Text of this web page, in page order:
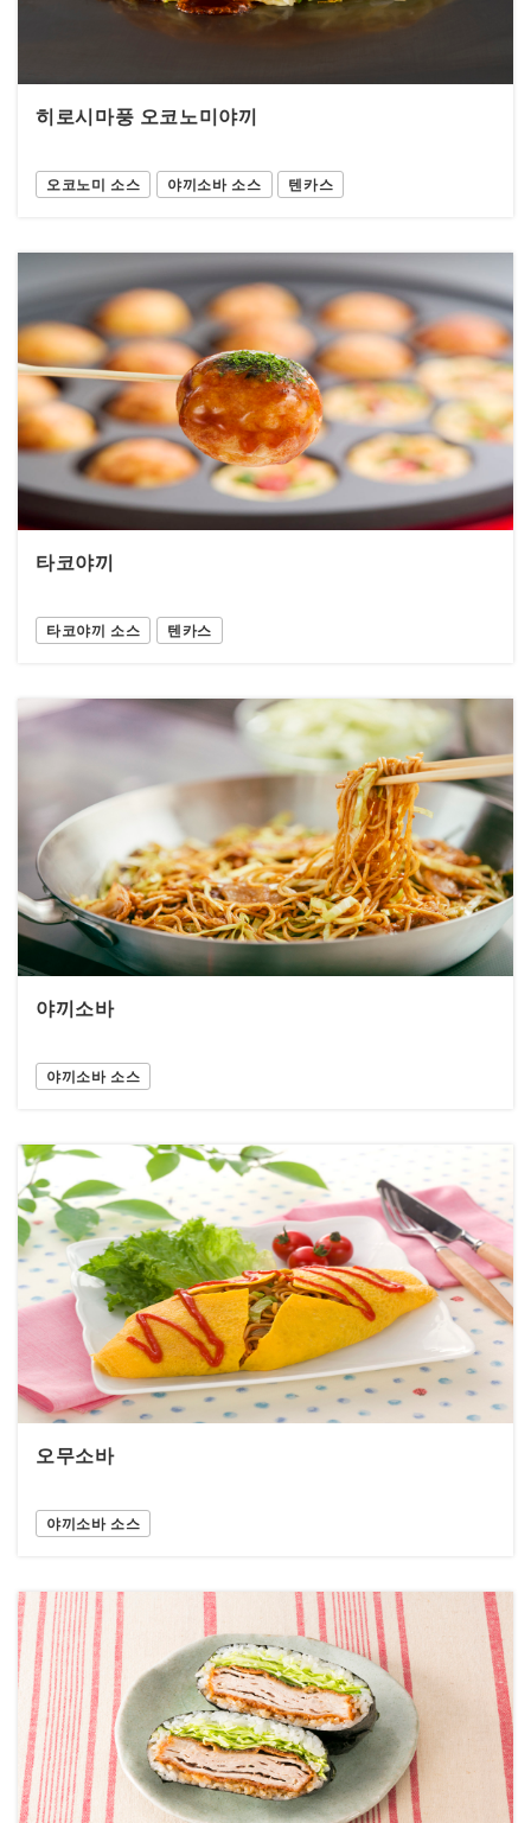
히로시마풍 오코노미야끼
오코노미 소스 야끼소바 소스 텐카스
타코야끼
타코야끼 소스 텐카스
야끼소바
야끼소바 소스
오무소바
야끼소바 소스